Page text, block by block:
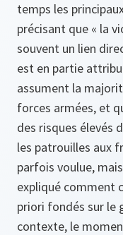
temps les
précisant que « la
souvent un lien
est en partie
assument la
forces armées, et
des risques élevés
les patrouilles aux
parfois voulue,
expliqué comment
priori fondés sur le
contexte, le